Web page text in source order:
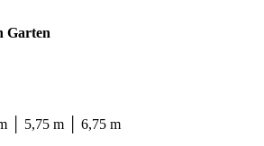
Garten
│ 5,75 m │ 6,75 m